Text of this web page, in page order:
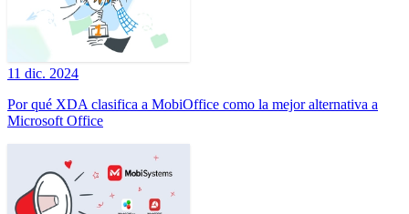
11 dic. 2024
Por qué XDA clasifica a MobiOffice como la mejor alternativa a
Microsoft Office